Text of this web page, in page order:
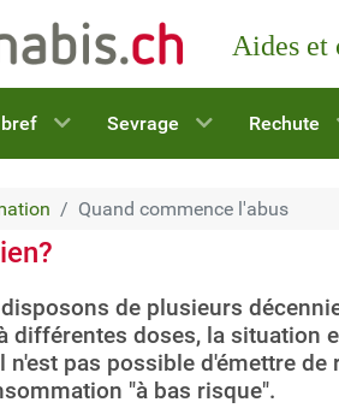
Aides et
bref Sevrage Rechute
Quand commence l'abus
de plusieurs
différentes doses, la situation
n'est pas possible d'émettre
"à bas risque".